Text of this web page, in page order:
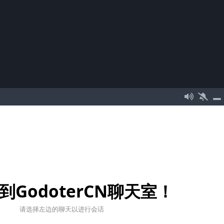
GodoterCN聊天室！
请选择左边的聊天以进行会话